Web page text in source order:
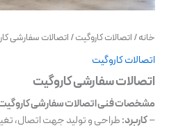
خانه/ اتصالات کاروگیت/ اتصالات سفارشی
اتصالات کاروگیت
اتصالات سفارشی کاروگیت
مشخصات فنی اتصالات سفارشی
–کاربرد:طراحی و تولید جهت اتصال،